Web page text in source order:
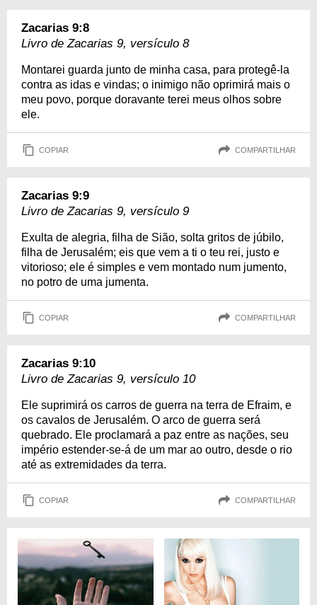
Zacarias 9:8
Livro de Zacarias 9, versículo 8
Montarei guarda junto de minha casa, para protegê-la
contra as idas e vindas; o inimigo não oprimirá mais o
meu povo, porque doravante terei meus olhos sobre
ele.
COPIAR COMPARTILHAR
Zacarias 9:9
Livro de Zacarias 9, versículo 9
Exulta de alegria, filha de Sião, solta gritos de júbilo,
filha de Jerusalém; eis que vem a ti o teu rei, justo e
vitorioso; ele é simples e vem montado num jumento,
no potro de uma jumenta.
COPIAR COMPARTILHAR
Zacarias 9:10
Livro de Zacarias 9, versículo 10
Ele suprimirá os carros de guerra na terra de Efraim, e
os cavalos de Jerusalém. O arco de guerra será
quebrado. Ele proclamará a paz entre as nações, seu
império estender-se-á de um mar ao outro, desde o rio
até as extremidades da terra.
COPIAR COMPARTILHAR